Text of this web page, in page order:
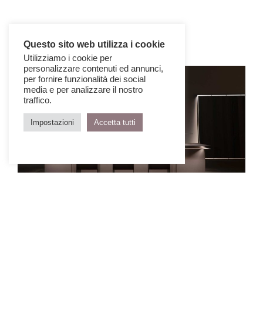
Questo sito web utilizza i cookie
Utilizziamo i cookie per
personalizzare contenuti ed annunci,
per fornire funzionalità dei social
media e per analizzare il nostro
traffico.
Impostazioni Accetta tutti